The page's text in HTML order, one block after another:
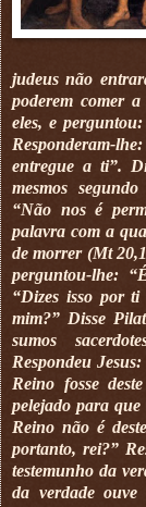
judeus não
poderem comer
eles, e
Responderam-
entregue a ti”.
mesmos
“Não nos é
palavra com a
de morrer (Mt
perguntou-lhe:
“Dizes isso por
mim?” Disse
sumos
Respondeu
Reino fosse
pelejado para
Reino não é
portanto, rei?”
testemunho da
da verdade